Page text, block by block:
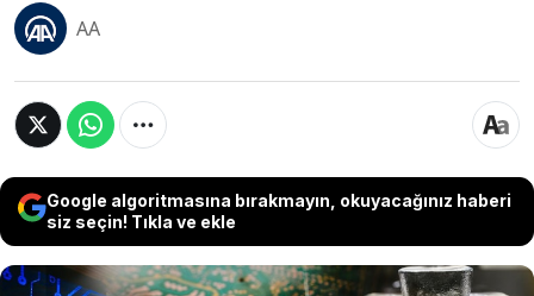
AA
Google algoritmasına bırakmayın, okuyacağınız haberi
siz seçin! Tıkla ve ekle